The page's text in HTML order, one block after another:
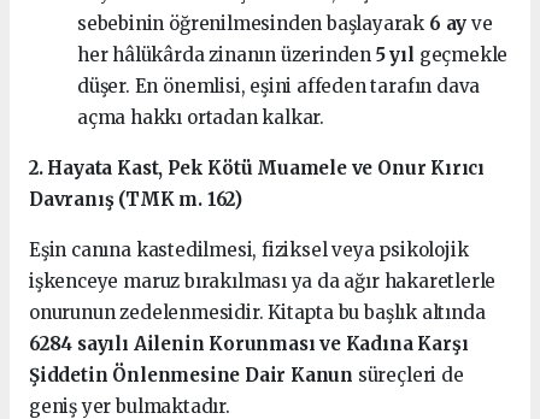
sebebinin öğrenilmesinden başlayarak 6 ay ve
her hâlükârda zinanın üzerinden 5 yıl geçmekle
düşer. En önemlisi, eşini affeden tarafın dava
açma hakkı ortadan kalkar.
2. Hayata Kast, Pek Kötü Muamele ve Onur Kırıcı
Davranış (TMK m. 162)
Eşin canına kastedilmesi, fiziksel veya psikolojik
işkenceye maruz bırakılması ya da ağır hakaretlerle
onurunun zedelenmesidir. Kitapta bu başlık altında
6284 sayılı Ailenin Korunması ve Kadına Karşı
Şiddetin Önlenmesine Dair Kanun süreçleri de
geniş yer bulmaktadır.